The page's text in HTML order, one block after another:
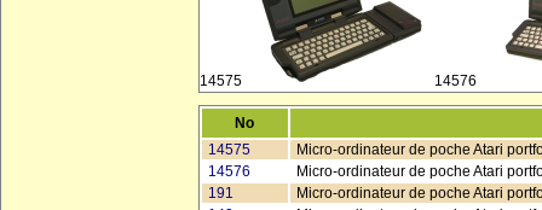
14575 14576
No
14575
Micro-ordinateur de poche Atari
14576
Micro-ordinateur de poche Atari
191
Micro-ordinateur de poche Atari